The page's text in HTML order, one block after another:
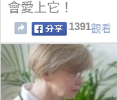
會愛上它！
1391觀看